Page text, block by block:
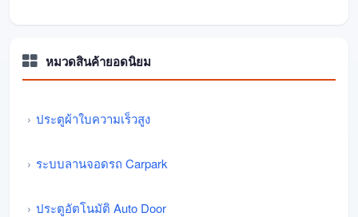
หมวดสินค้ายอดนิยม
ประตูผ้าใบความเร็วสูง
ระบบลานจอดรถ Carpark
ประตูอัตโนมัติ Auto Door